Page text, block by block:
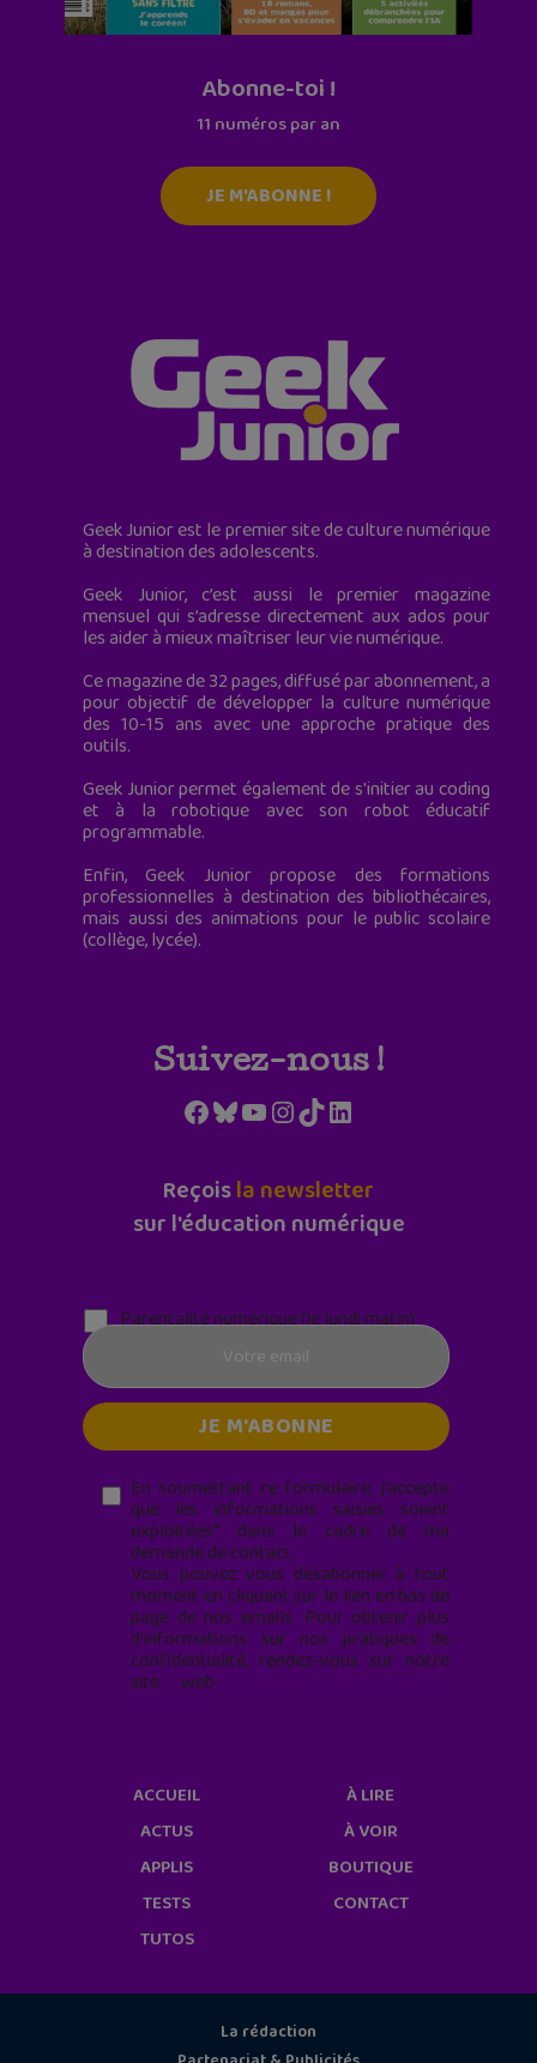
Abonne-toi !
11 numéros par an
JE M'ABONNE !
Geek Junior est le premier site de culture numérique
à destination des adolescents.
Geek Junior, c’est aussi le premier magazine
mensuel qui s’adresse directement aux ados pour
les aider à mieux maîtriser leur vie numérique.
Ce magazine de 32 pages, diffusé par abonnement, a
pour objectif de développer la culture numérique
des 10-15 ans avec une approche pratique des
outils.
Geek Junior permet également de s'initier au coding
et à la robotique avec son robot éducatif
programmable.
Enfin, Geek Junior propose des formations
professionnelles à destination des bibliothécaires,
mais aussi des animations pour le public scolaire
(collège, lycée).
Suivez-nous !
Facebook
Bluesky
YouTube
Instagram
TikTokLinkedIn
Reçoisla newsletter
sur l'éducation numérique
Parentalité numérique (le lundi matin)
En soumettant ce formulaire, j’accepte
que les informations saisies soient
exploitées* dans le cadre de ma
demande de contact.
Vous pouvez vous désabonner à tout
moment en cliquant sur le lien en bas de
page de nos emails. Pour obtenir plus
d'informations sur nos pratiques de
confidentialité, rendez-vous sur notre
site web
ACCUEIL
ACTUS
APPLIS
TESTS
TUTOS
À LIRE
À VOIR
BOUTIQUE
CONTACT
La rédaction